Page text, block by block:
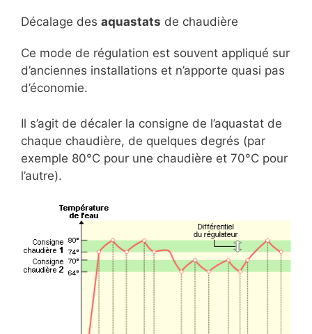
Décalage des aquastats de chaudière
Ce mode de régulation est souvent appliqué sur
d’anciennes installations et n’apporte quasi pas
d’économie.
Il s’agit de décaler la consigne de l’aquastat de
chaque chaudière, de quelques degrés (par
exemple 80°C pour une chaudière et 70°C pour
l’autre).